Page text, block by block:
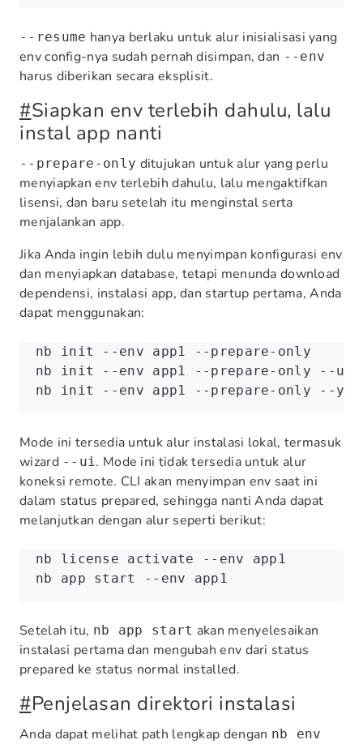
--resume hanya berlaku untuk alur inisialisasi yang
env config-nya sudah pernah disimpan, dan --env
harus diberikan secara eksplisit.
#Siapkan env terlebih dahulu, lalu
instal app nanti
--prepare-only ditujukan untuk alur yang perlu
menyiapkan env terlebih dahulu, lalu mengaktifkan
lisensi, dan baru setelah itu menginstal serta
menjalankan app.
Jika Anda ingin lebih dulu menyimpan konfigurasi env
dan menyiapkan database, tetapi menunda download
dependensi, instalasi app, dan startup pertama, Anda
dapat menggunakan:
nb init --env app1 --prepare-only
nb init --env app1 --prepare-only --ui
nb init --env app1 --prepare-only --yes
Mode ini tersedia untuk alur instalasi lokal, termasuk
wizard --ui. Mode ini tidak tersedia untuk alur
koneksi remote. CLI akan menyimpan env saat ini
dalam status prepared, sehingga nanti Anda dapat
melanjutkan dengan alur seperti berikut:
nb license activate --env app1
nb app start --env app1
Setelah itu, nb app start akan menyelesaikan
instalasi pertama dan mengubah env dari status
prepared ke status normal installed.
#Penjelasan direktori instalasi
Anda dapat melihat path lengkap dengan nb env